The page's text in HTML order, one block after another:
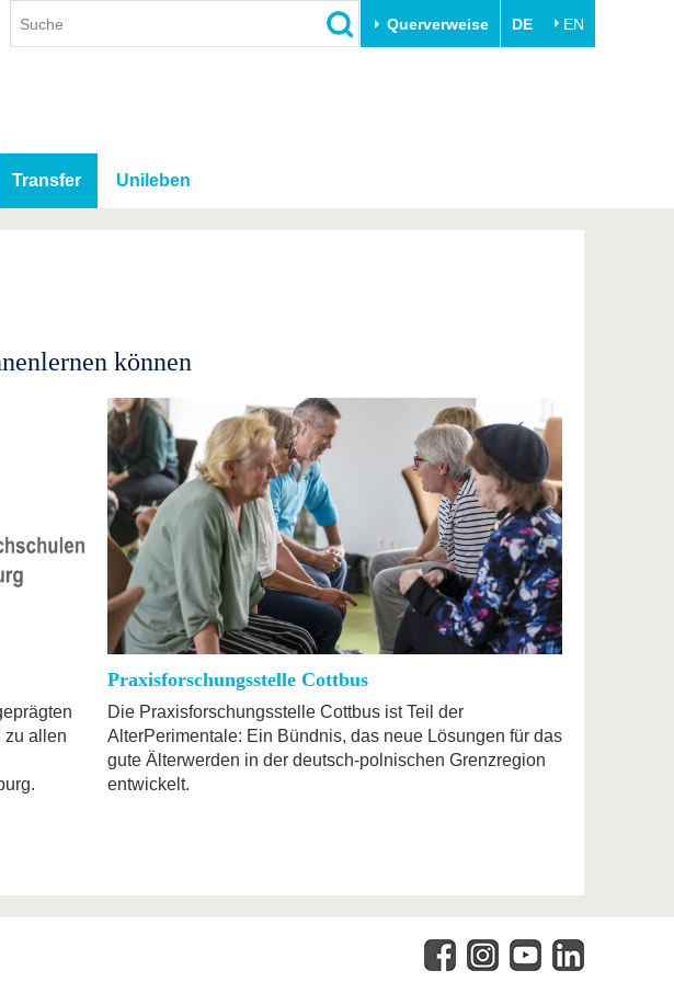
Querverweise DE EN
Transfer Unileben
können
zu allen
Praxisforschungsstelle Cottbus
Die Praxisforschungsstelle Cottbus ist Teil der
AlterPerimentale: Ein Bündnis, das neue Lösungen für das
gute Älterwerden in der deutsch-polnischen Grenzregion
entwickelt.